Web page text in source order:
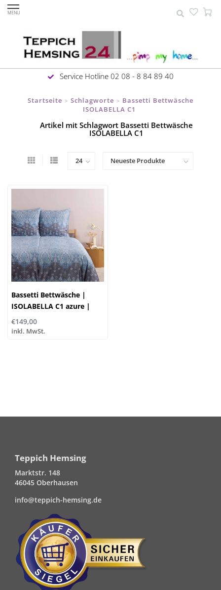
MENU
Service Hotline 02 08 - 8 84 89 40
Startseite > Schlagworte > Bassetti Bettwäsche
ISOLABELLA C1
Artikel mit Schlagwort Bassetti Bettwäsche
ISOLABELLA C1
Bassetti Bettwäsche |
ISOLABELLA C1 azure |
100% Baumwolle
€149,00
inkl. MwSt.
Teppich Hemsing
Marktstr. 148
46045 Oberhausen
info@teppich-hemsing.de